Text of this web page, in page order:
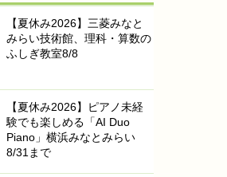
【夏休み2026】三菱みなと
みらい技術館、理科・算数の
ふしぎ教室8/8
【夏休み2026】ピアノ未経
験でも楽しめる「AI Duo
Piano」横浜みなとみらい
8/31まで